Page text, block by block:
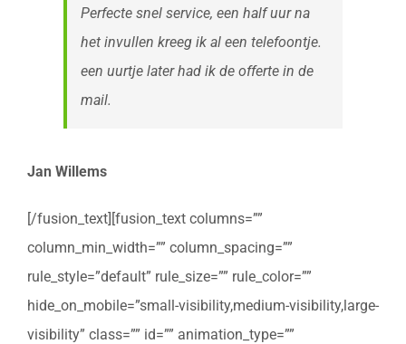
Perfecte snel service, een half uur na
het invullen kreeg ik al een telefoontje.
een uurtje later had ik de offerte in de
mail.
Jan Willems
[/fusion_text][fusion_text columns=””
column_min_width=”” column_spacing=””
rule_style=”default” rule_size=”” rule_color=””
hide_on_mobile=”small-visibility,medium-visibility,large-
visibility” class=”” id=”” animation_type=””